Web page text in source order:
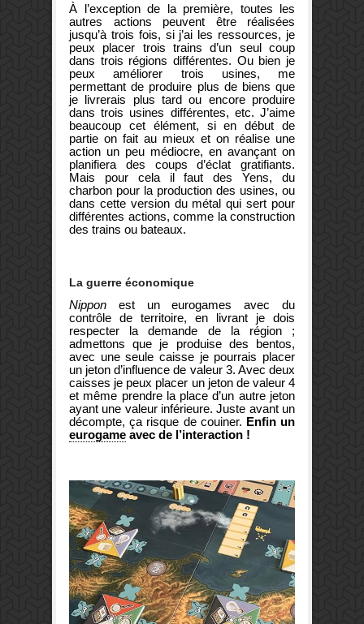
À l’exception de la première, toutes les
autres actions peuvent être réalisées
jusqu’à trois fois, si j’ai les ressources, je
peux placer trois trains d’un seul coup
dans trois régions différentes. Ou bien je
peux améliorer trois usines, me
permettant de produire plus de biens que
je livrerais plus tard ou encore produire
dans trois usines différentes, etc. J’aime
beaucoup cet élément, si en début de
partie on fait au mieux et on réalise une
action un peu médiocre, en avançant on
planifiera des coups d’éclat gratifiants.
Mais pour cela il faut des Yens, du
charbon pour la production des usines, ou
dans cette version du métal qui sert pour
différentes actions, comme la construction
des trains ou bateaux.
La guerre économique
Nippon est un eurogames avec du
contrôle de territoire, en livrant je dois
respecter la demande de la région ;
admettons que je produise des bentos,
avec une seule caisse je pourrais placer
un jeton d’influence de valeur 3. Avec deux
caisses je peux placer un jeton de valeur 4
et même prendre la place d’un autre jeton
ayant une valeur inférieure. Juste avant un
décompte, ça risque de couiner. Enfin un
eurogame avec de l’interaction !